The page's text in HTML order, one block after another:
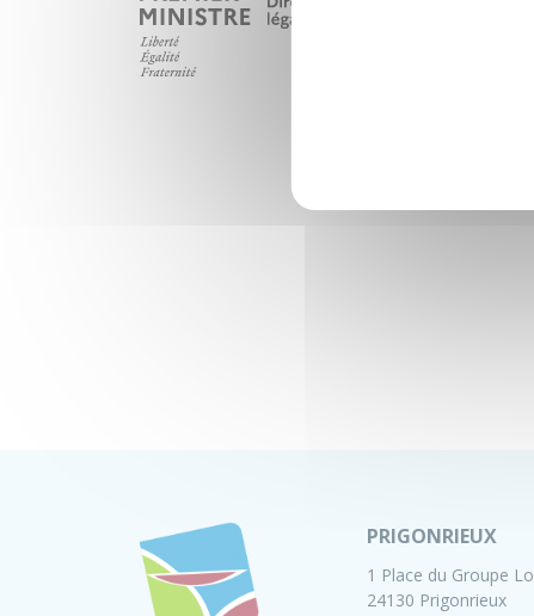
PRIGONRIEUX
1 Place du Groupe
24130 Prigonrieux